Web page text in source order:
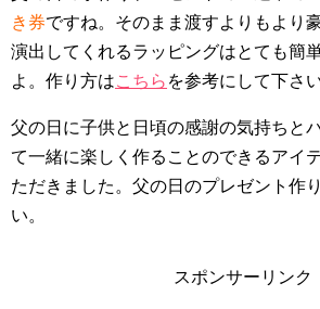
き券ですね。そのまま渡すよりもより
演出してくれるラッピングはとても簡
よ。作り方はこちら を参考にして下さい
父の日に子供と日頃の感謝の気持ちと
て一緒に楽しく作ることのできるアイ
ただきました。父の日のプレゼント作
い。
スポンサーリンク